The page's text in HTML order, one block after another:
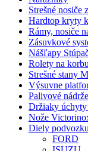
Strešné nosiče
Hardtop kryty
Rámy, nosiče
Zásuvkové
Nášľapy
Rolety na
Strešné stany
Výsuvne
Palivové nádrže
Držiaky
Nože
Diely
FORD